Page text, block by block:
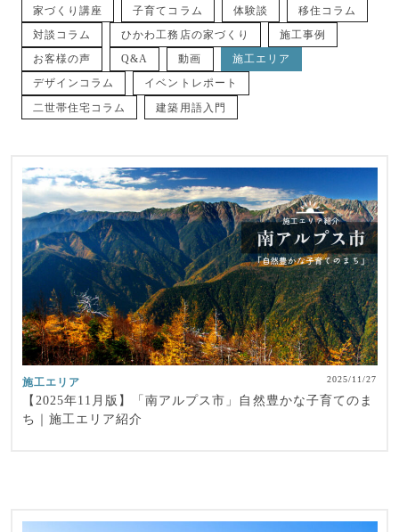
家づくり講座
子育てコラム 体験談
移住コラム
対談コラム
ひかわ工務店の家づくり
施工事例
お客様の声
Q&A 動画
施工エリア
デザインコラム
イベントレポート
二世帯住宅コラム
建築用語入門
施工エリア 2025/11/27
【2025年11月版】「南アルプス市」自然豊かな子育てのま
ち｜施工エリア紹介